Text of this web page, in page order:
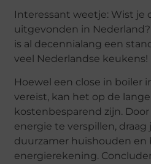
Interessant weetje: Wist je
uitgevonden in
is al decennialang een
veel Nederlandse keukens!
Hoewel een close in boiler
vereist, kan het op de
kostenbesparend zijn.
energie te verspillen, draag
duurzamer huishouden en
energierekening.